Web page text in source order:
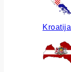
Kroatija